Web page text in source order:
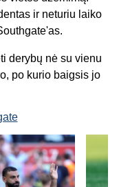
ir neturiu laiko
derybų nė su vienu
po kurio baigsis jo